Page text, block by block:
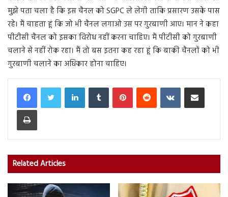
मुझे पता चला है कि इस चैनल को SGPC ले लेगी ताकि प्रसारण उसके पास
रहे। मैं चाहता हूं कि जो भी चैनल लगाओ उस पर गुरबाणी आए। मान ने कहा
पीटीसी चैनल को इसका विरोध नहीं करना चाहिए। मैं पीटीसी को गुरबाणी
चलाने से नहीं रोक रहा। मैं तो बस इतना कह रहा हूं कि बाकी चैनलों को भी
गुरबाणी चलाने का अधिकार होना चाहिए।
LinkedInTumblr PinterestReddit VKontakteShare via Email
Print
Related Articles